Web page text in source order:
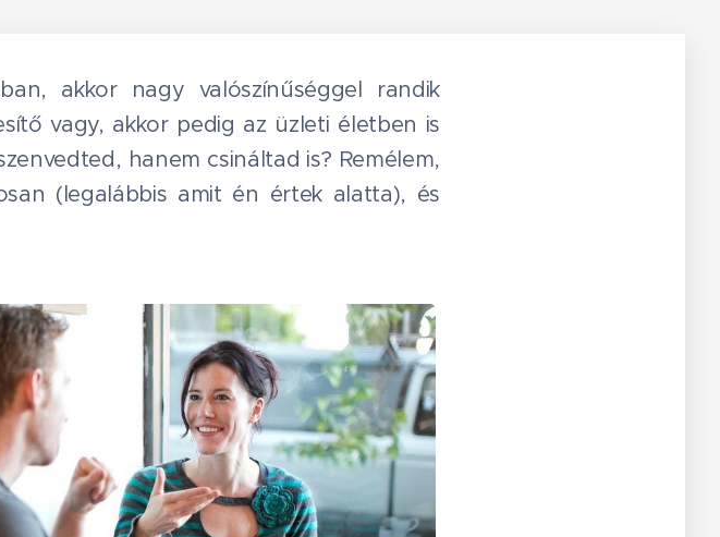
akkor nagy valószínűséggel randik
vagy, akkor pedig az üzleti életben is
hanem csináltad is? Remélem,
(legalábbis amit én értek alatta), és